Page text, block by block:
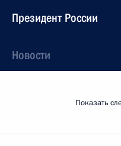
Президент России
Новости
Показать